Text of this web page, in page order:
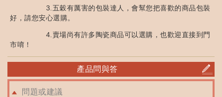
3.五穀有厲害的包裝達人，會幫您把喜歡的商品包裝
好，請您安心選購。
4.賣場尚有許多陶瓷商品可以選購，也歡迎直接到門
市唷！
產品問與答
問題或建議